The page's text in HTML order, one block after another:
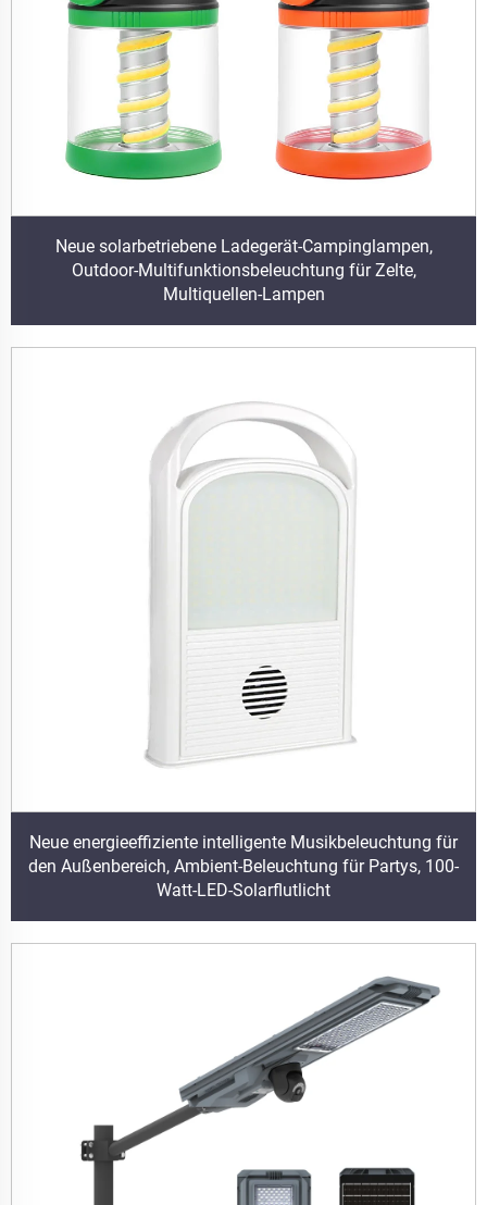
Neue solarbetriebene Ladegerät-Campinglampen,
Outdoor-Multifunktionsbeleuchtung für Zelte,
Multiquellen-Lampen
Neue energieeffiziente intelligente Musikbeleuchtung für
den Außenbereich, Ambient-Beleuchtung für Partys, 100-
Watt-LED-Solarflutlicht